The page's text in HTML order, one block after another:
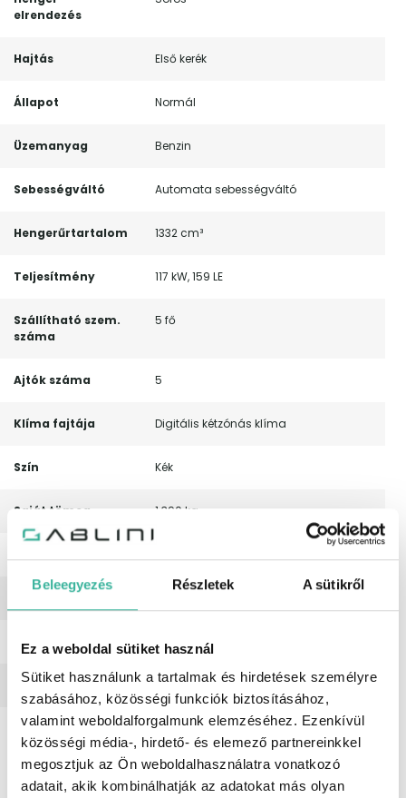
Beleegyezés Részletek A sütikről
Ez a weboldal sütiket használ
Sütiket használunk a tartalmak és hirdetések személyre
szabásához, közösségi funkciók biztosításához,
valamint weboldalforgalmunk elemzéséhez. Ezenkívül
közösségi média-, hirdető- és elemező partnereinkkel
megosztjuk az Ön weboldalhasználatra vonatkozó
adatait, akik kombinálhatják az adatokat más olyan
elrendezés
Hajtás Első kerék
Állapot Normál
Üzemanyag Benzin
Sebességváltó Automata sebességváltó
Hengerűrtartalom 1332 cm³
Teljesítmény 117 kW, 159 LE
Szállítható szem.
száma
5 fő
Ajtók száma 5
Klíma fajtája Digitális kétzónás klíma
Szín Kék
Saját tömeg 1 390 kg
Csomagtartó
Tető Panoráma tető
Nyári gumi méret 215/55 R 18
Leírás
Eladó egy első magyarországi
forgalomba helyezésű, ÁFA-s Nissan
Qashqai, 1.3-as turbós négyhengeres
motorral, automata váltóval.
Megtekintéshez előzetes időpont